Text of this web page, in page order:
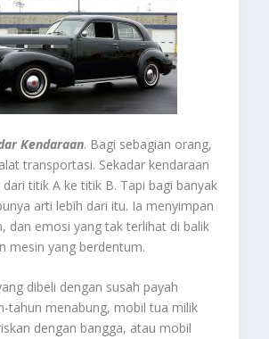
Kendaraan. Bagi sebagian orang,
transportasi. Sekadar kendaraan
titik A ke titik B. Tapi bagi banyak
arti lebih dari itu. Ia menyimpan
dan emosi yang tak terlihat di balik
mesin yang berdentum.
dibeli dengan susah payah
tahun menabung, mobil tua milik
dengan bangga, atau mobil